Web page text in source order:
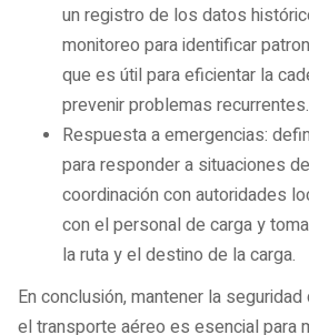
un registro de los datos
monitoreo para identificar
que es útil para eficientar la
prevenir problemas recurrentes.
Respuesta a emergencias:
para responder a situaciones
coordinación con autoridades
con el personal de carga y
la ruta y el destino de la carga.
En conclusión, mantener la
el transporte aéreo es esencial para